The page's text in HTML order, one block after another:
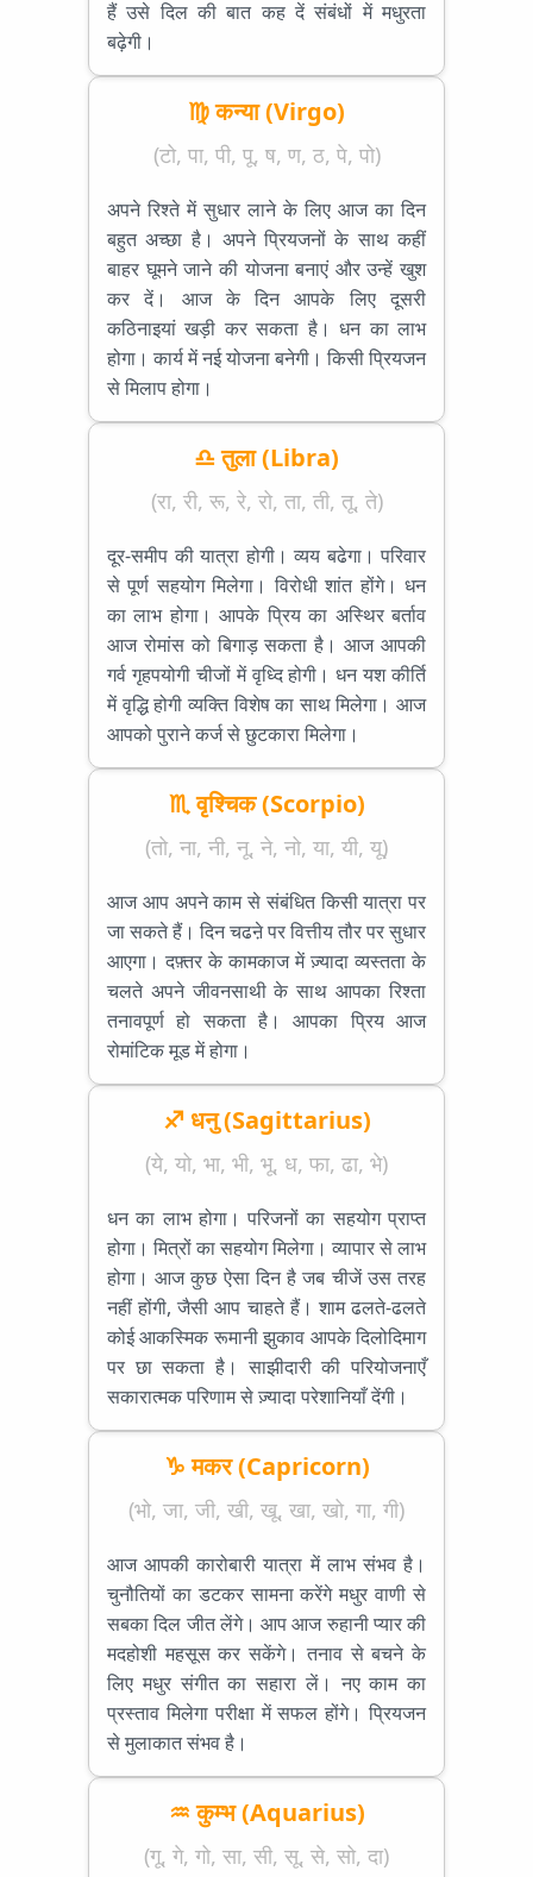
हैं उसे दिल की बात कह दें संबंधों में मधुरता
बढ़ेगी।
♍ कन्या (Virgo)
(टो, पा, पी, पू, ष, ण, ठ, पे, पो)
अपने रिश्ते में सुधार लाने के लिए आज का दिन
बहुत अच्छा है। अपने प्रियजनों के साथ कहीं
बाहर घूमने जाने की योजना बनाएं और उन्हें खुश
कर दें। आज के दिन आपके लिए दूसरी
कठिनाइयां खड़ी कर सकता है। धन का लाभ
होगा। कार्य में नई योजना बनेगी। किसी प्रियजन
से मिलाप होगा।
♎ तुला (Libra)
(रा, री, रू, रे, रो, ता, ती, तू, ते)
दूर-समीप की यात्रा होगी। व्यय बढेगा। परिवार
से पूर्ण सहयोग मिलेगा। विरोधी शांत होंगे। धन
का लाभ होगा। आपके प्रिय का अस्थिर बर्ताव
आज रोमांस को बिगाड़ सकता है। आज आपकी
गर्व गृहपयोगी चीजों में वृध्दि होगी। धन यश कीर्ति
में वृद्धि होगी व्यक्ति विशेष का साथ मिलेगा। आज
आपको पुराने कर्ज से छुटकारा मिलेगा।
♏ वृश्चिक (Scorpio)
(तो, ना, नी, नू, ने, नो, या, यी, यू)
आज आप अपने काम से संबंधित किसी यात्रा पर
जा सकते हैं। दिन चढऩे पर वित्तीय तौर पर सुधार
आएगा। दफ़्तर के कामकाज में ज़्यादा व्यस्तता के
चलते अपने जीवनसाथी के साथ आपका रिश्ता
तनावपूर्ण हो सकता है। आपका प्रिय आज
रोमांटिक मूड में होगा।
♐ धनु (Sagittarius)
(ये, यो, भा, भी, भू, ध, फा, ढा, भे)
धन का लाभ होगा। परिजनों का सहयोग प्राप्त
होगा। मित्रों का सहयोग मिलेगा। व्यापार से लाभ
होगा। आज कुछ ऐसा दिन है जब चीजें उस तरह
नहीं होंगी, जैसी आप चाहते हैं। शाम ढलते-ढलते
कोई आकस्मिक रूमानी झुकाव आपके दिलोदिमाग
पर छा सकता है। साझीदारी की परियोजनाएँ
सकारात्मक परिणाम से ज़्यादा परेशानियाँ देंगी।
♑ मकर (Capricorn)
(भो, जा, जी, खी, खू, खा, खो, गा, गी)
आज आपकी कारोबारी यात्रा में लाभ संभव है।
चुनौतियों का डटकर सामना करेंगे मधुर वाणी से
सबका दिल जीत लेंगे। आप आज रुहानी प्यार की
मदहोशी महसूस कर सकेंगे। तनाव से बचने के
लिए मधुर संगीत का सहारा लें। नए काम का
प्रस्ताव मिलेगा परीक्षा में सफल होंगे। प्रियजन
से मुलाकात संभव है।
♒ कुम्भ (Aquarius)
(गू, गे, गो, सा, सी, सू, से, सो, दा)